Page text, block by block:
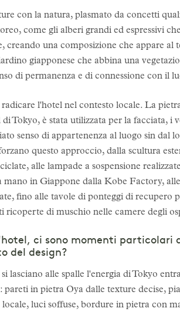
con la natura, plasmato da concetti
come gli alberi grandi ed espressivi
creando una composizione che appare al
giapponese che abbina una
di permanenza e di connessione con il
l'hotel nel contesto locale. La
Tokyo, è stata utilizzata per la facciata, i
senso di appartenenza al luogo sin dal
questo approccio, dalla scultura
alle lampade a sospensione
mano in Giappone dalla Kobe Factory,
fino alle tavole di ponteggi di recupero
ricoperte di muschio nelle camere degli
ci sono momenti particolari
del design?
lasciano alle spalle l'energia di Tokyo
in pietra Oya dalle texture decise,
luci soffuse, bordure in pietra con